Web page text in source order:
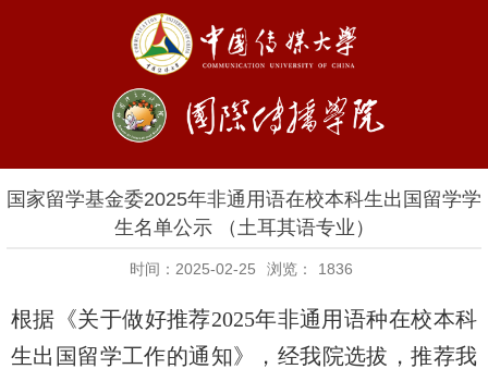
国家留学基金委2025年非通用语在校本科生出国留学学
生名单公示 （土耳其语专业）
时间：2025-02-25 浏览： 1836
根据《关于做好推荐2025年非通用语种在校本科
生出国留学工作的通知》，经我院选拔，推荐我